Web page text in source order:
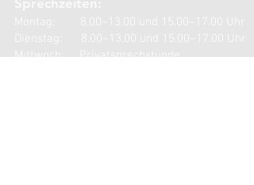
Montag: 8.00–13.00 und 15.00–17.00 Uhr
Mittwoch: Privatsprechstunde